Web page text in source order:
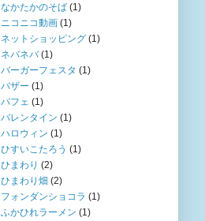
なかたかのそば (1)
ニコニコ動画 (1)
ネットショッピング (1)
ネバネバ (1)
バーガーフェスタ (1)
バザー (1)
パフェ (1)
バレンタイン (1)
ハロウィン (1)
ひすいこたろう (1)
ひまわり (2)
ひまわり畑 (2)
フォンダンショコラ (1)
ふかひれラーメン (1)